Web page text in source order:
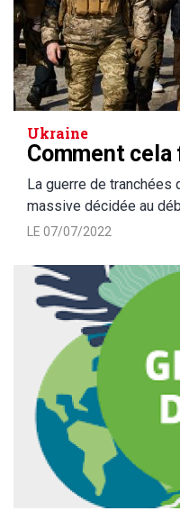
Ukraine
Comment
La guerre de tranchées
massive décidée au
LE 07/07/2022